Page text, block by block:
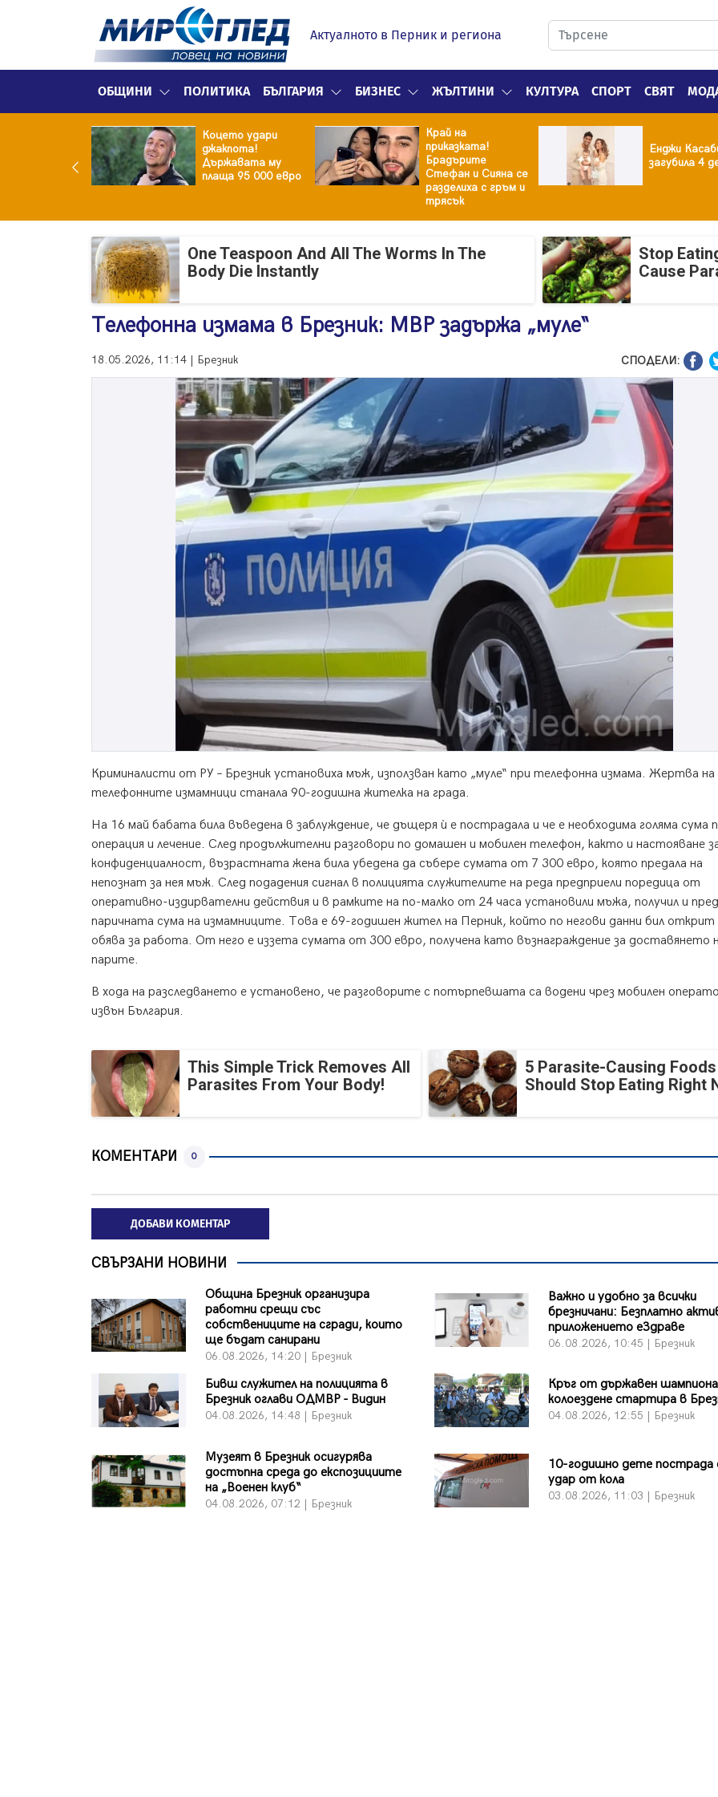
Актуалното в Перник и региона
ОБЩИНИ ПОЛИТИКА БЪЛГАРИЯ БИЗНЕС ЖЪЛТИНИ КУЛТУРА СПОРТ СВЯТ
Коцето удари
джакпота!
Държавата му
плаща 95 000 евро
Край на
приказката!
Брадърите
Стефан и Сияна се
разделиха с гръм и
трясък
Енджи
загубила 4
One Teaspoon And All The Worms In The
Body Die Instantly
Stop
Cause
Телефонна измама в Брезник: МВР задържа „муле“
18.05.2026, 11:14 | Брезник СПОДЕЛИ:
Криминалисти от РУ – Брезник установиха мъж, използван като „муле“ при телефонна измама. Жертва на
телефонните измамници станала 90-годишна жителка на града.
На 16 май бабата била въведена в заблуждение, че дъщеря ѝ е пострадала и че е необходима голяма сума
операция и лечение. След продължителни разговори по домашен и мобилен телефон, както и настояване
конфиденциалност, възрастната жена била убедена да събере сумата от 7 300 евро, която предала на
непознат за нея мъж. След подадения сигнал в полицията служителите на реда предприели поредица от
оперативно-издирвателни действия и в рамките на по-малко от 24 часа установили мъжа, получил и
паричната сума на измамниците. Това е 69-годишен жител на Перник, който по негови данни бил открит
обява за работа. От него е иззета сумата от 300 евро, получена като възнаграждение за доставянето
парите.
В хода на разследването е установено, че разговорите с потърпевшата са водени чрез мобилен
извън България.
This Simple Trick Removes All
Parasites From Your Body!
5 Parasite-Causing
Should Stop Eating Right
КОМЕНТАРИ 0
ДОБАВИ КОМЕНТАР
СВЪРЗАНИ НОВИНИ
Община Брезник организира
работни срещи със
собствениците на сгради, които
ще бъдат санирани
06.08.2026, 14:20 | Брезник
Важно и удобно за всички
брезничани: Безплатно
приложението еЗдраве
06.08.2026, 10:45 | Брезник
Бивш служител на полицията в
Брезник оглави ОДМВР - Видин
04.08.2026, 14:48 | Брезник
Кръг от държавен
колоездене стартира в
04.08.2026, 12:55 | Брезник
Музеят в Брезник осигурява
достъпна среда до експозициите
на „Военен клуб“
04.08.2026, 07:12 | Брезник
10-годишно дете пострада
удар от кола
03.08.2026, 11:03 | Брезник